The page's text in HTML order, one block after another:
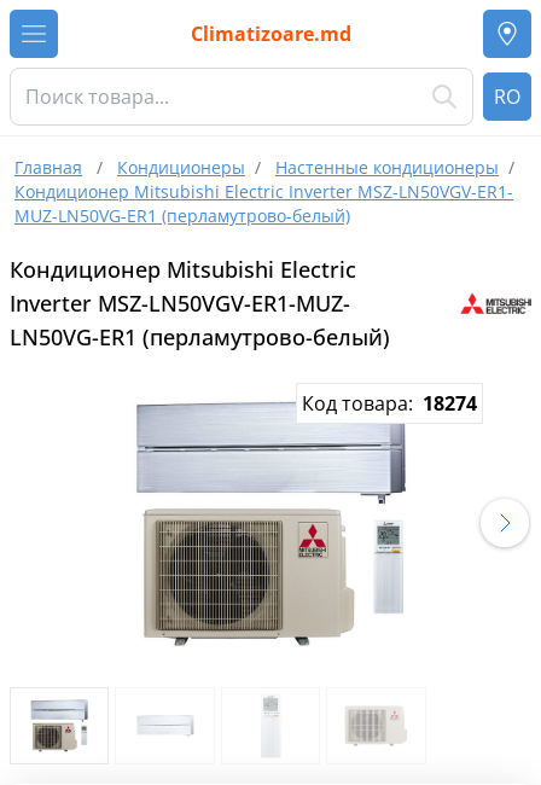
Climatizoare.md
RO
Главная / Кондиционеры / Настенные кондиционеры /
Кондиционер Mitsubishi Electric Inverter MSZ-LN50VGV-ER1-
MUZ-LN50VG-ER1 (перламутрово-белый)
Кондиционер Mitsubishi Electric
Inverter MSZ-LN50VGV-ER1-MUZ-
LN50VG-ER1 (перламутрово-белый)
Код товара: 18274